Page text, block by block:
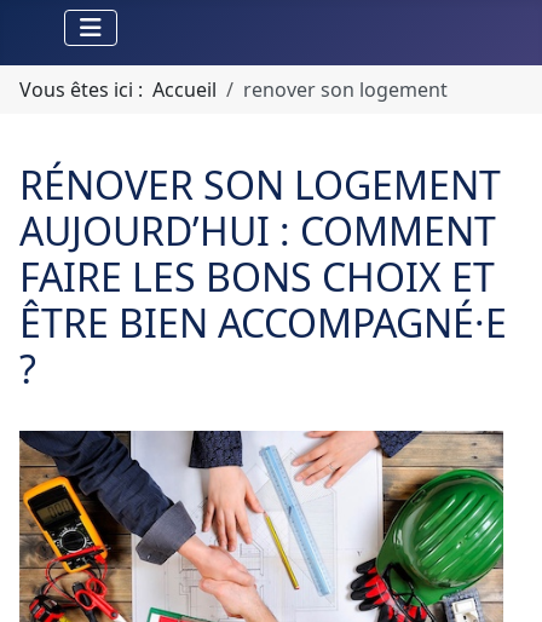
Vous êtes ici : Accueil renover son logement
RÉNOVER SON LOGEMENT
AUJOURD’HUI : COMMENT
FAIRE LES BONS CHOIX ET
ÊTRE BIEN ACCOMPAGNÉ·E
?